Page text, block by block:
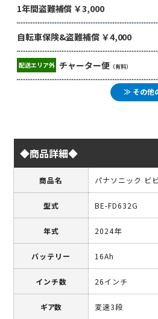
1年間盗難補償 ￥3,000
自転車保険&盗難補償 ￥4,000
配送エリア外 チャーター便（有料）
≫ その他
◆商品詳細◆
商品名 パナソニック ビ
型式 BE-FD632G
年式 2024年
バッテリー 16Ah
インチ数 26インチ
ギア数 変速3段